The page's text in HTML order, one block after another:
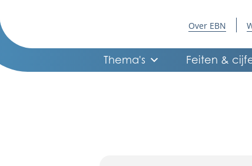
Over EBN
Thema's Feiten &